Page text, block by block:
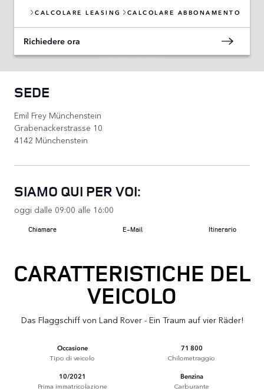
CALCOLARE LEASING CALCOLARE ABBONAMENTO
Richiedere ora
SEDE
Emil Frey Münchenstein
Grabenackerstrasse 10
4142 Münchenstein
SIAMO QUI PER VOI:
oggi dalle 09:00 alle 16:00
Chiamare E-Mail Itinerario
CARATTERISTICHE DEL
VEICOLO
Das Flaggschiff von Land Rover - Ein Traum auf vier Räder!
Occasione
Tipo di veicolo
71 800
Chilometraggio
10/2021
Prima immatricolazione
Benzina
Carburante